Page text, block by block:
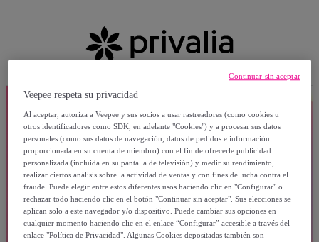
Veepee respeta su privacidad
Al aceptar, autoriza a Veepee y sus socios a usar rastreadores (como cookies u
otros identificadores como SDK, en adelante "Cookies") y a procesar sus datos
personales (como sus datos de navegación, datos de pedidos e información
proporcionada en su cuenta de miembro) con el fin de ofrecerle publicidad
personalizada (incluida en su pantalla de televisión) y medir su rendimiento,
realizar ciertos análisis sobre la actividad de ventas y con fines de lucha contra el
fraude. Puede elegir entre estos diferentes usos haciendo clic en "Configurar" o
rechazar todo haciendo clic en el botón "Continuar sin aceptar". Sus elecciones se
aplican solo a este navegador y/o dispositivo. Puede cambiar sus opciones en
cualquier momento haciendo clic en el enlace “Configurar” accesible a través del
enlace "Política de Privacidad". Algunas Cookies depositadas también son
Continuar sin aceptar